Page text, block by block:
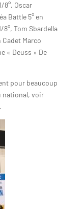
8°, Oscar
Battle 5° en
Tom Sbardella
Cadet Marco
« Deuss » De
pour beaucoup
national, voir